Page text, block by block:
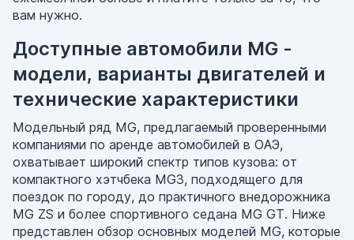
вам нужно.
Доступные автомобили MG -
модели, варианты двигателей и
технические характеристики
Модельный ряд MG, предлагаемый проверенными
компаниями по аренде автомобилей в ОАЭ,
охватывает широкий спектр типов кузова: от
компактного хэтчбека MG3, подходящего для
поездок по городу, до практичного внедорожника
MG ZS и более спортивного седана MG GT. Ниже
представлен обзор основных моделей MG, которые